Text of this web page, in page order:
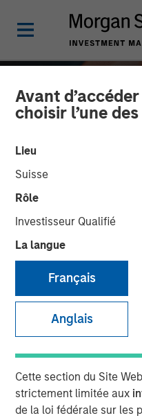
Avant
choisir l’une
Lieu
Suisse
Rôle
Investisseur Qualifié
La langue
Français
Anglais
Cette section du Site
strictement limitée aux
de la loi fédérale sur les
Private
Outlook
16 DÉCEMBRE 2025
The Author